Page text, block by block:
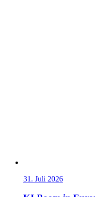
31. Juli 2026